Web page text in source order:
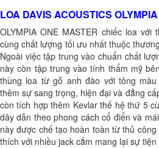
LOA DAVIS ACOUSTICS
OLYMPIA ONE MASTER chiếc loa
cùng chất lượng tối ưu nhất thuộc
Ngoài việc tập trung vào chuẩn chất
này còn tập trung vào tính thẩm mỹ
thùng loa từ gỗ anh đào với tông
thêm sự sang trọng, hiện đại và đẳng
còn tích hợp thêm Kevlar thế hệ thứ 5
dây dẫn theo phong cách cổ điển và
này được chế tạo hoàn toàn từ thủ
thích với nhiều jack cắm mang lại sự